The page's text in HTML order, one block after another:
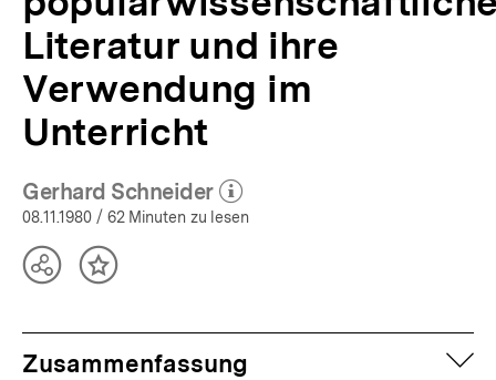
Literatur und ihre
Verwendung im
Unterricht
Gerhard Schneider
(Mehr zum Autor)
öffnen
08.11.1980 / 62 Minuten zu lesen
TeilenInhalt
Zusammenfassung